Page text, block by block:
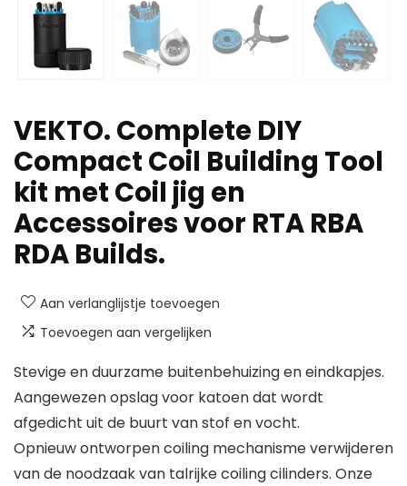
VEKTO. Complete DIY
Compact Coil Building Tool
kit met Coil jig en
Accessoires voor RTA RBA
RDA Builds.
Aan verlanglijstje toevoegen
Toevoegen aan vergelijken
Stevige en duurzame buitenbehuizing en eindkapjes.
Aangewezen opslag voor katoen dat wordt
afgedicht uit de buurt van stof en vocht.
Opnieuw ontworpen coiling mechanisme verwijderen
van de noodzaak van talrijke coiling cilinders. Onze